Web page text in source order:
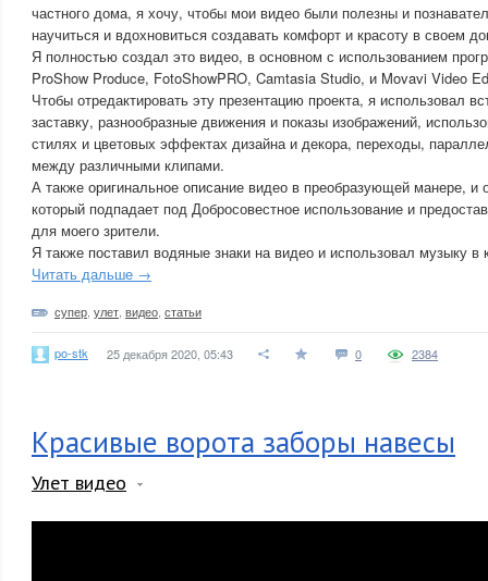
частного дома, я хочу, чтобы мои видео были полезны и
научиться и вдохновиться создавать комфорт и красоту в своем
Я полностью создал это видео, в основном с использованием
ProShow Produce, FotoShowPRO, Camtasia Studio, и Movavi Video
Чтобы отредактировать эту презентацию проекта, я использовал
заставку, разнообразные движения и показы изображений,
стилях и цветовых эффектах дизайна и декора, переходы,
между различными клипами.
А также оригинальное описание видео в преобразующей манере, и
который подпадает под Добросовестное использование и
для моего зрители.
Я также поставил водяные знаки на видео и использовал музыку в
Читать дальше →
супер улет видео статьи
po-stk 25 декабря 2020, 05:43 0 2384
Красивые ворота заборы навесы
Улет видео